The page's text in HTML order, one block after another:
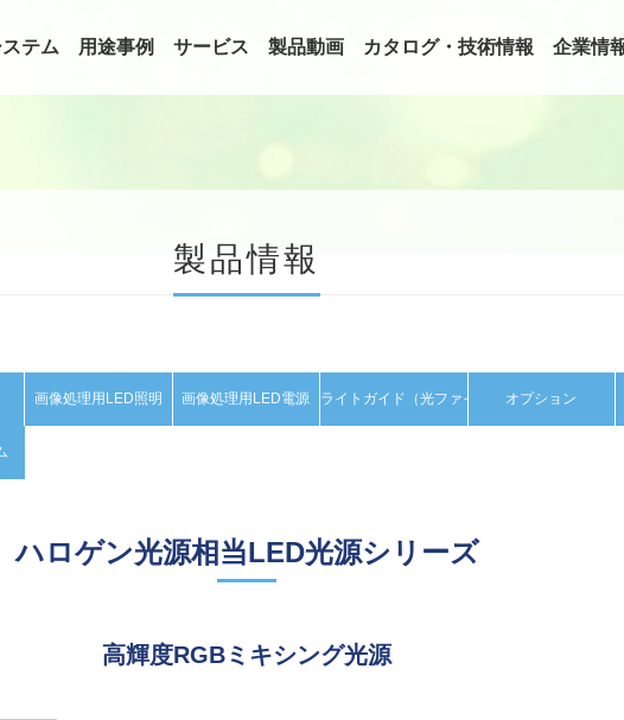
テム 用途事例 サービス 製品動画 カタログ・技術情報 企業情
製品情報
画像処理用LED照明 画像処理用LED電源 ライトガイド（光ファイバ） オプション
ハロゲン光源相当LED光源シリーズ
高輝度RGBミキシング光源